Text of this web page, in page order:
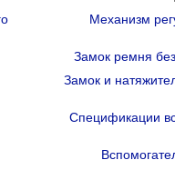
Механизм
Замок ремня
Замок и
Спецификации